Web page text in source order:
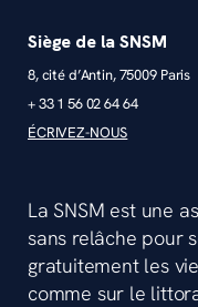
Siège de la SNSM
8, cité d’Antin, 75009 Paris
+ 33 1 56 02 64 64
ÉCRIVEZ-NOUS
La SNSM est une
sans relâche pour
gratuitement les
comme sur le